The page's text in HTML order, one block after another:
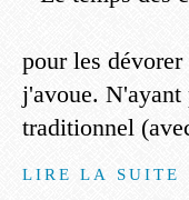
pour les
j'avoue. N'ayant
traditionnel
LIRE LA SUITE